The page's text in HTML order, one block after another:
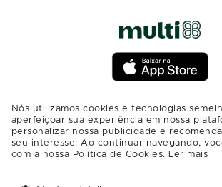
Nós utilizamos cookies e tecnologias
aperfeiçoar sua experiência em nossa
personalizar nossa publicidade e
seu interesse. Ao continuar navegando,
com a nossa Política de Cookies. Ler mais